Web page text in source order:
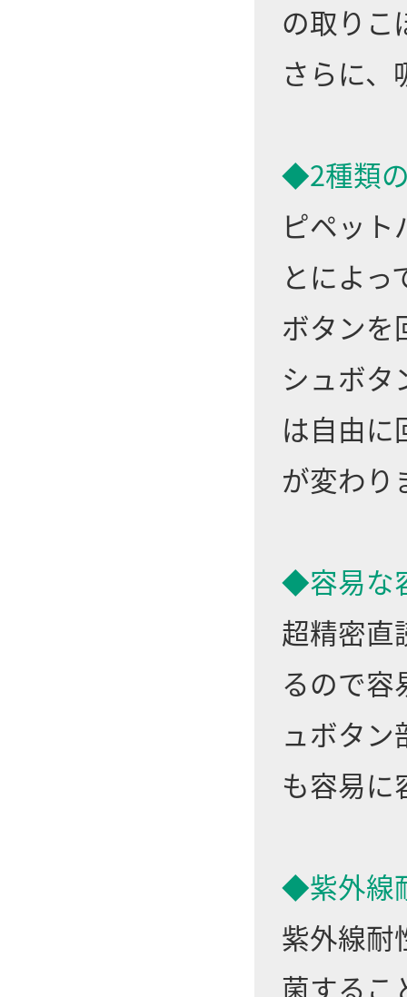
の取りこ
さらに、
◆2種類
ピペッ
とによ
ボタンを
シュボタ
は自由に
が変わり
◆容易な
超精密直
るので容
ュボタン
も容易に
◆紫外線
紫外線耐
菌するこ